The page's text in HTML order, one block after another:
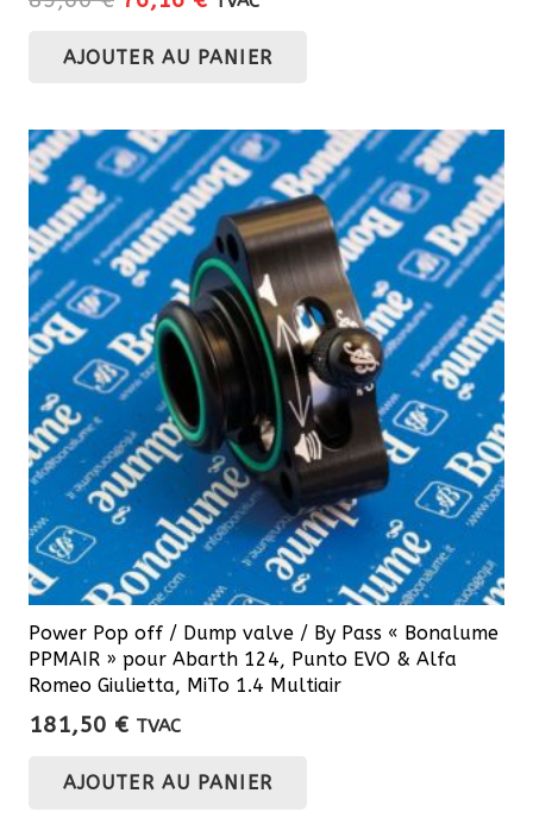
initial
actuel
AJOUTER AU PANIER
Power Pop off / Dump valve / By Pass « Bonalume
PPMAIR » pour Abarth 124, Punto EVO & Alfa
Romeo Giulietta, MiTo 1.4 Multiair
181,50 € TVAC
AJOUTER AU PANIER